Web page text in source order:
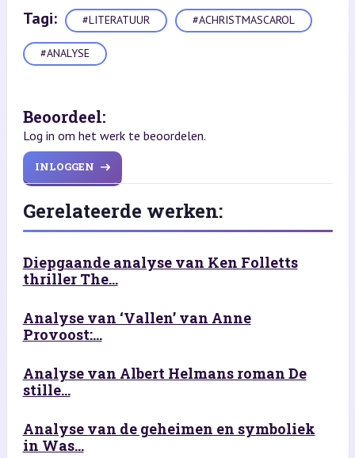
Tagi: #LITERATUUR #ACHRISTMASCAROL
#ANALYSE
Beoordeel:
Log in om het werk te beoordelen.
INLOGGEN
Gerelateerde werken:
Diepgaande analyse van Ken Folletts
thriller The...
Analyse van ‘Vallen’ van Anne
Provoost:...
Analyse van Albert Helmans roman De
stille...
Analyse van de geheimen en symboliek
in Was...